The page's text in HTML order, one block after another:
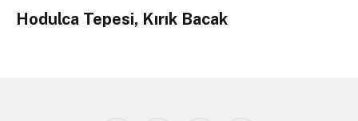
Hodulca Tepesi, Kırık Bacak